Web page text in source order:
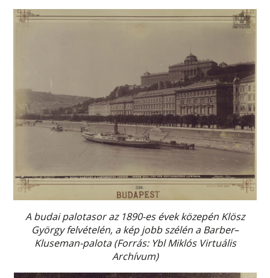
A budai palotasor az 1890-es évek közepén Klösz
György felvételén, a kép jobb szélén a Barber–
Kluseman-palota (Forrás: Ybl Miklós Virtuális
Archívum)